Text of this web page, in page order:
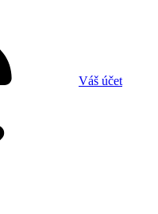
Váš účet